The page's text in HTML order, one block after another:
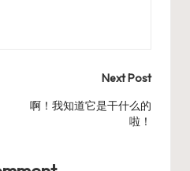
Next Post
啊！我知道它是干什么的
啦！